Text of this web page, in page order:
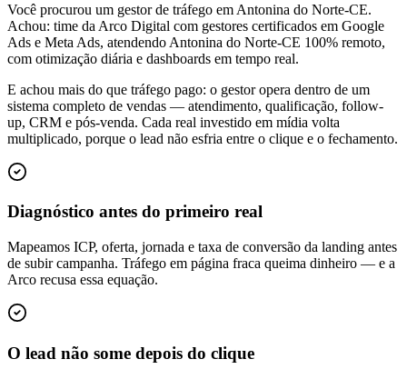
Você procurou um gestor de tráfego em Antonina do Norte-CE.
Achou: time da Arco Digital com gestores certificados em Google
Ads e Meta Ads, atendendo Antonina do Norte-CE 100% remoto,
com otimização diária e dashboards em tempo real.
E achou mais do que tráfego pago: o gestor opera dentro de um
sistema completo de vendas — atendimento, qualificação, follow-
up, CRM e pós-venda. Cada real investido em mídia volta
multiplicado, porque o lead não esfria entre o clique e o fechamento.
Diagnóstico antes do primeiro real
Mapeamos ICP, oferta, jornada e taxa de conversão da landing antes
de subir campanha. Tráfego em página fraca queima dinheiro — e a
Arco recusa essa equação.
O lead não some depois do clique